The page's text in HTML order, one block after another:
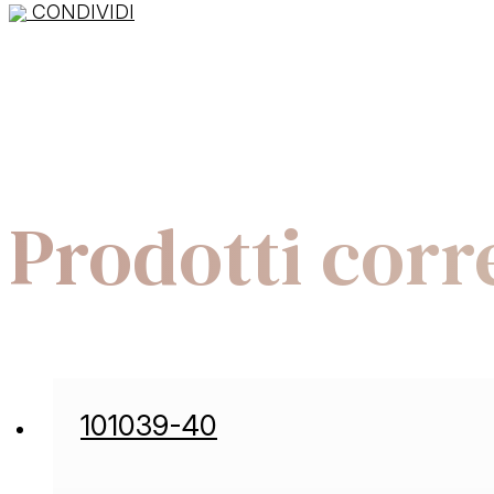
CONDIVIDI
Prodotti
101039-40